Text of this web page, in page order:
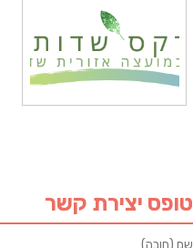
טופס יצירת קשר